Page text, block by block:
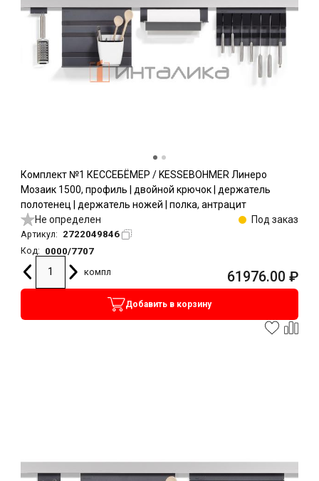
Комплект №1 КЕССЕБЁМЕР / KESSEBOHMER Линеро
Мозаик 1500, профиль | двойной крючок | держатель
полотенец | держатель ножей | полка, антрацит
Не определен
Под заказ
Артикул: 2722049846
Код:
0000/7707
компл
61976.00 ₽
Добавить в корзину